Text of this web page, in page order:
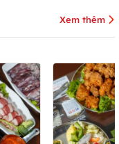
Xem thêm